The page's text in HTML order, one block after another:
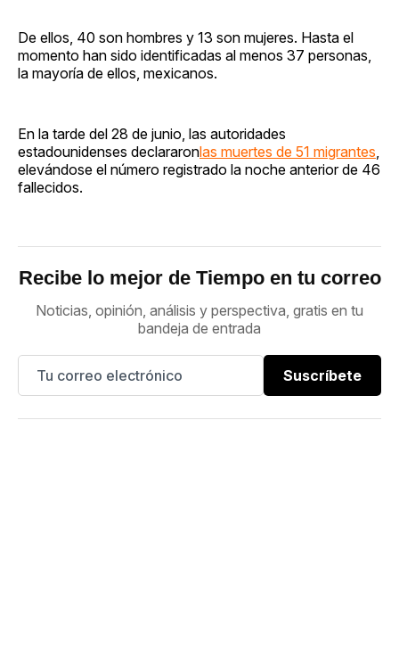
De ellos, 40 son hombres y 13 son mujeres. Hasta el
momento han sido identificadas al menos 37 personas,
la mayoría de ellos, mexicanos.
En la tarde del 28 de junio, las autoridades
estadounidenses declararonlas muertes de 51 migrantes
elevándose el número registrado la noche anterior de 46
fallecidos.
Recibe lo mejor de Tiempo en tu correo
Noticias, opinión, análisis y perspectiva, gratis en tu
bandeja de entrada
Suscríbete